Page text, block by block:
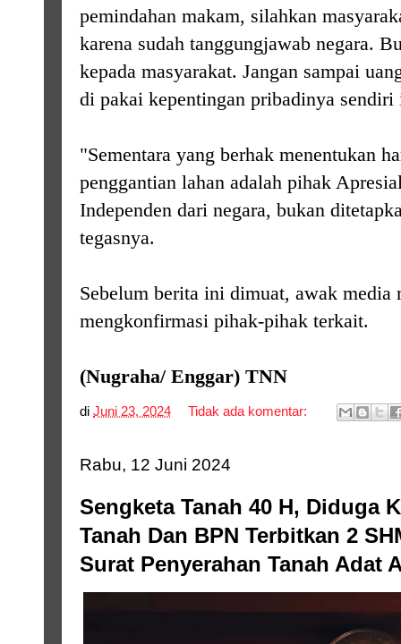
pemindahan makam, silahkan
karena sudah tanggungjawab negara.
kepada masyarakat. Jangan sampai
di pakai kepentingan pribadinya
"Sementara yang berhak menentukan
penggantian lahan adalah pihak
Independen dari negara, bukan
tegasnya.
Sebelum berita ini dimuat, awak media
mengkonfirmasi pihak-pihak terkait.
(Nugraha/ Enggar) TNN
di Juni 23, 2024 Tidak ada komentar:
Rabu, 12 Juni 2024
Sengketa Tanah 40 H, Diduga
Tanah Dan BPN Terbitkan 2
Surat Penyerahan Tanah Adat